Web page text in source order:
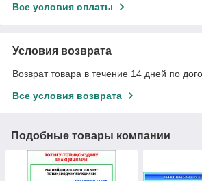
Все условия оплаты
Условия возврата
Возврат товара в течение 14 дней по
Все условия возврата
Подобные товары компании